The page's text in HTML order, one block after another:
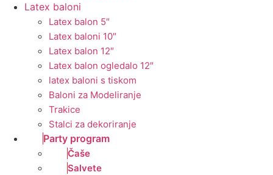
Latex baloni
Latex balon 5″
Latex baloni 10″
Latex balon 12″
Latex balon ogledalo 12″
latex baloni s tiskom
Baloni za Modeliranje
Trakice
Stalci za dekoriranje
Party program
Čaše
Salvete